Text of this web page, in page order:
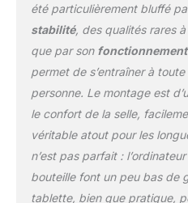
2
été particulièrement bluffé
stabilité, des qualités rares
que par son
permet de s’entraîner à
personne. Le montage est
le confort de la selle,
véritable atout pour les
n’est pas parfait :
bouteille font un peu bas de
tablette, bien que pratique,